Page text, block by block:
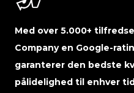
Med over 5.000+
Company en Google-
garanterer den bedste
pålidelighed til enhver